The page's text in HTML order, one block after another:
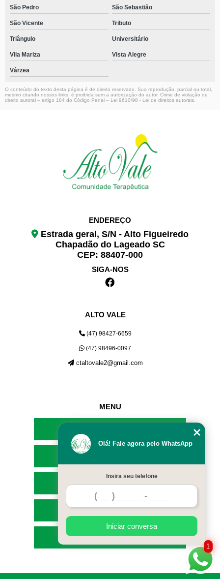
São Pedro São Sebastião
São Vicente Tributo
Triângulo Universitário
Vila Mariza Vista Alegre
Várzea
O conteúdo do texto desta página é de direito reservado. Sua reprodução, parcial ou total,
mesmo citando nossos links, é proibida sem a autorização do autor. Crime de violação de
direito autoral – artigo 184 do Código Penal – Lei 9610/98 - Lei de direitos autorais
ENDEREÇO
Estrada geral, S/N - Alto Figueiredo
Chapadão do Lageado SC
CEP: 88407-000
SIGA-NOS
ALTO VALE
(47) 98427-6659
(47) 98496-0097
ctaltovale2@gmail.com
MENU
SERVIÇOS
MAPA DO SITE
1
Olá! Fale agora pelo WhatsApp
Insira seu telefone
Iniciar conversa